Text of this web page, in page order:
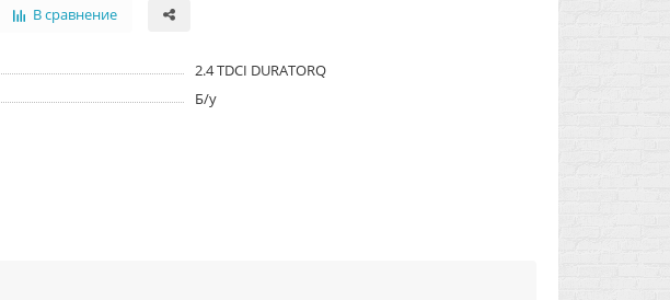
В сравнение
2.4 TDCI DURATORQ
Б/у